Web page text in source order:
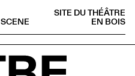
SITE DU THÉÂTRE
EN BOIS
SCENE